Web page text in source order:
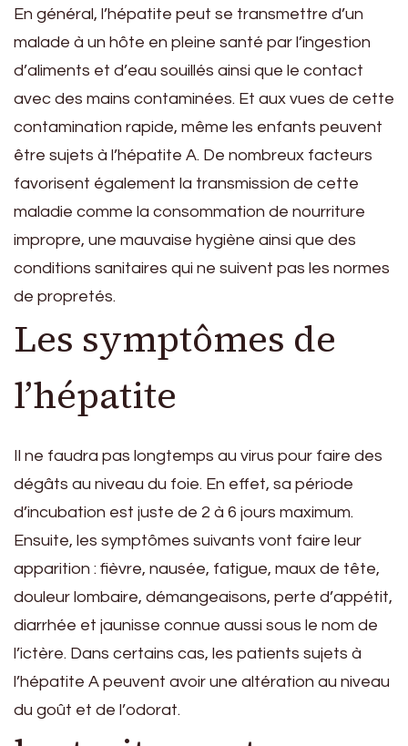
En général, l’hépatite peut se transmettre d’un
malade à un hôte en pleine santé par l’ingestion
d’aliments et d’eau souillés ainsi que le contact
avec des mains contaminées. Et aux vues de cette
contamination rapide, même les enfants peuvent
être sujets à l’hépatite A. De nombreux facteurs
favorisent également la transmission de cette
maladie comme la consommation de nourriture
impropre, une mauvaise hygiène ainsi que des
conditions sanitaires qui ne suivent pas les normes
de propretés.
Les symptômes de
l’hépatite
Il ne faudra pas longtemps au virus pour faire des
dégâts au niveau du foie. En effet, sa période
d’incubation est juste de 2 à 6 jours maximum.
Ensuite, les symptômes suivants vont faire leur
apparition : fièvre, nausée, fatigue, maux de tête,
douleur lombaire, démangeaisons, perte d’appétit,
diarrhée et jaunisse connue aussi sous le nom de
l’ictère. Dans certains cas, les patients sujets à
l’hépatite A peuvent avoir une altération au niveau
du goût et de l’odorat.